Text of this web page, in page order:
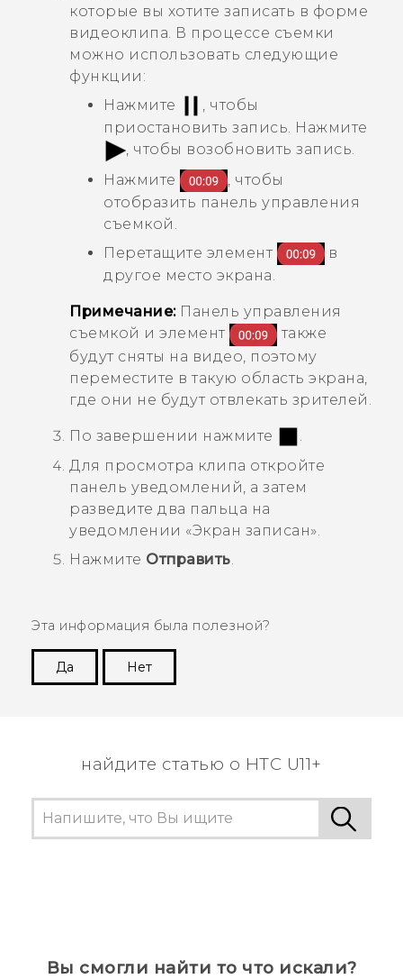
которые вы хотите записать в форме
видеоклипа. В процессе съемки
можно использовать следующие
функции:
Нажмите
, чтобы
приостановить запись. Нажмите
, чтобы возобновить запись.
Нажмите
, чтобы
отобразить панель управления
съемкой.
Перетащите элемент
в
другое место экрана.
Примечание:Панель управления
съемкой и элемент
также
будут сняты на видео, поэтому
переместите в такую область экрана,
где они не будут отвлекать зрителей.
По завершении нажмите
Для просмотра клипа откройте
панель уведомлений, а затем
разведите два пальца на
уведомлении «Экран записан».
Нажмите Отправить.
Эта информация была полезной?
Да
Нет
найдите статью о HTC U11+
Вы смогли найти то что искали?